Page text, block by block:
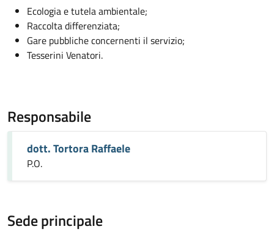
Ecologia e tutela ambientale;
Raccolta differenziata;
Gare pubbliche concernenti il servizio;
Tesserini Venatori.
Responsabile
dott. Tortora Raffaele
P.O.
Sede principale